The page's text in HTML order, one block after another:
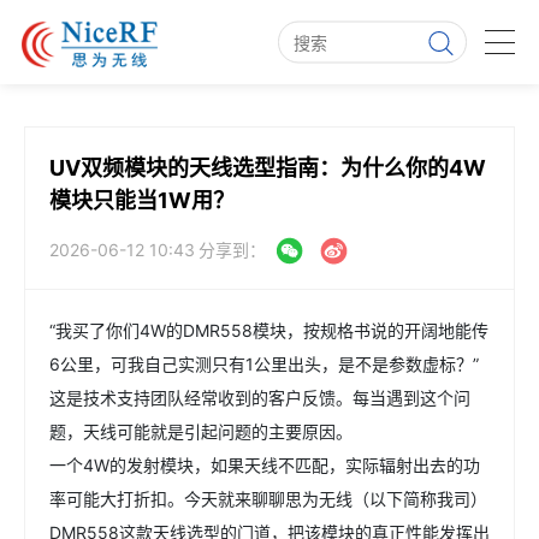
UV双频模块的天线选型指南：为什么你的4W
模块只能当1W用？
2026-06-12 10:43 分享到：
“我买了你们4W的DMR558模块，按规格书说的开阔地能传
6公里，可我自己实测只有1公里出头，是不是参数虚标？”
这是技术支持团队经常收到的客户反馈。每当遇到这个问
题，天线可能就是引起问题的主要原因。
一个4W的发射模块，如果天线不匹配，实际辐射出去的功
率可能大打折扣。今天就来聊聊思为无线（以下简称我司）
DMR558这款天线选型的门道，把该模块的真正性能发挥出